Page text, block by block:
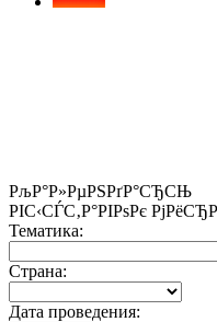
РљР°Р»РµРЅРґР°СЂСЊ
РІС‹СЃС‚Р°РІРѕРє
Тематика:
Страна:
Дата проведения: